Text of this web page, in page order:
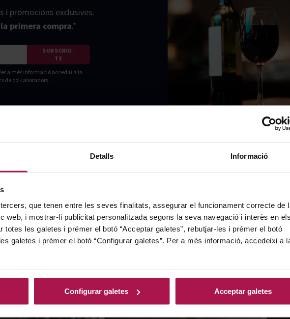
Detalls Informació
que tenen entre les seves finalitats, assegurar el funcionament correcte de
web, i mostrar-li publicitat personalitzada segons la seva navegació i interès en els
totes les galetes i prémer el botó “Acceptar galetes”, rebutjar-les i prémer el botó
galetes i prémer el botó “Configurar galetes”. Per a més informació, accedeixi a
Configurar galetes Acceptar galetes
i promocions exclusives.
primera compra.*
SUBSCRIU-
TE
a més informació accediu a la
de col·laboradors.
Packs regal